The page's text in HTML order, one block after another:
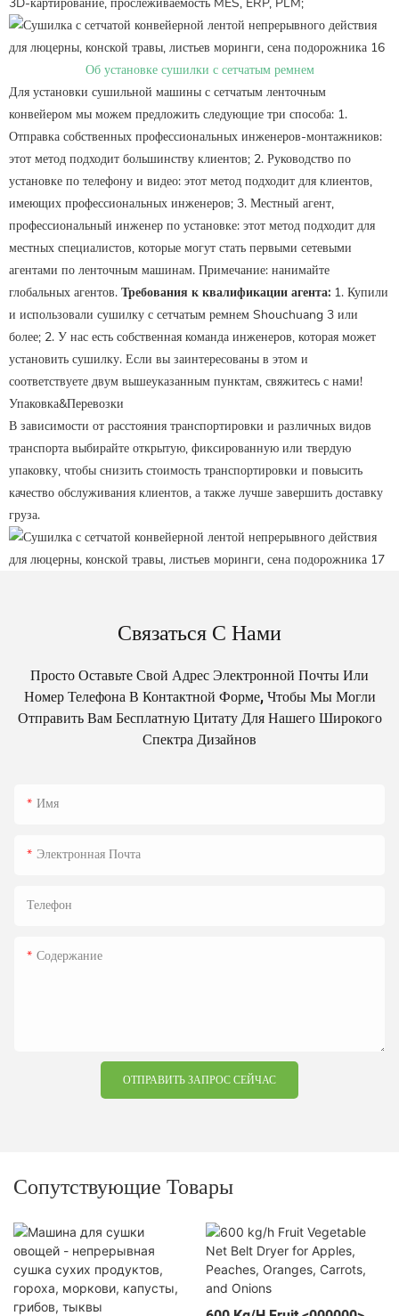
Об установке сушилки с сетчатым ремнем
Для установки сушильной машины с сетчатым ленточным
конвейером мы можем предложить следующие три способа: 1.
Отправка собственных профессиональных инженеров-монтажников:
этот метод подходит большинству клиентов; 2. Руководство по
установке по телефону и видео: этот метод подходит для клиентов,
имеющих профессиональных инженеров; 3. Местный агент,
профессиональный инженер по установке: этот метод подходит для
местных специалистов, которые могут стать первыми сетевыми
агентами по ленточным машинам. Примечание: нанимайте
глобальных агентов. Требования к квалификации агента: 1. Купили
и использовали сушилку с сетчатым ремнем Shouchuang 3 или
более; 2. У нас есть собственная команда инженеров, которая может
установить сушилку. Если вы заинтересованы в этом и
соответствуете двум вышеуказанным пунктам, свяжитесь с нами!
Упаковка&Перевозки
В зависимости от расстояния транспортировки и различных видов
транспорта выбирайте открытую, фиксированную или твердую
упаковку, чтобы снизить стоимость транспортировки и повысить
качество обслуживания клиентов, а также лучше завершить доставку
груза.
Связаться С Нами
Просто Оставьте Свой Адрес Электронной Почты Или
Номер Телефона В Контактной Форме, Чтобы Мы Могли
Отправить Вам Бесплатную Цитату Для Нашего Широкого
Спектра Дизайнов
Имя
Электронная Почта
Телефон
Содержание
ОТПРАВИТЬ ЗАПРОС СЕЙЧАС
Сопутствующие Товары